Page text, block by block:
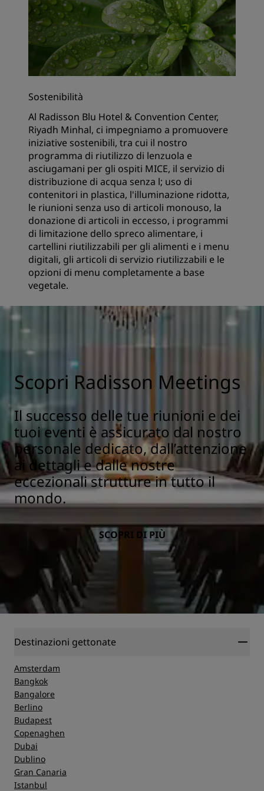
Sostenibilità
Al Radisson Blu Hotel & Convention Center,
Riyadh Minhal, ci impegniamo a promuovere
iniziative sostenibili, tra cui il nostro
programma di riutilizzo di lenzuola e
asciugamani per gli ospiti MICE, il servizio di
distribuzione di acqua senza l; uso di
contenitori in plastica, l'illuminazione ridotta,
le riunioni senza uso di articoli monouso, la
donazione di articoli in eccesso, i programmi
di limitazione dello spreco alimentare, i
cartellini riutilizzabili per gli alimenti e i menu
digitali, gli articoli di servizio riutilizzabili e le
opzioni di menu completamente a base
vegetale.
Scopri Radisson Meetings
Il successo delle tue riunioni e dei
tuoi eventi è assicurato dal nostro
personale dedicato, dall’attenzione
ai dettagli e dalle nostre
eccezionali strutture in tutto il
mondo.
SCOPRI DI PIÙ
Destinazioni gettonate
Amsterdam
Bangkok
Bangalore
Berlino
Budapest
Copenaghen
Dubai
Dublino
Gran Canaria
Istanbul